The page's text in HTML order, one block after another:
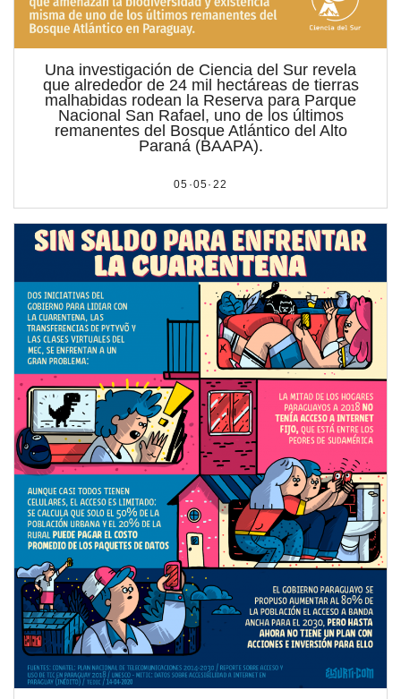
scrolls
timeline
chequeo
descargables
acerca
contacto
Una investigación de Ciencia del Sur revela
que alrededor de 24 mil hectáreas de tierras
malhabidas rodean la Reserva para Parque
Nacional San Rafael, uno de los últimos
remanentes del Bosque Atlántico del Alto
Paraná (BAAPA).
05·05·22